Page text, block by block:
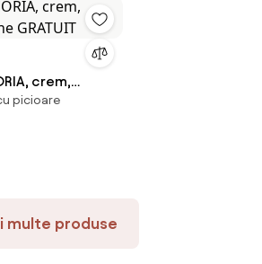
crem,
GRATUIT
picioare
multe produse